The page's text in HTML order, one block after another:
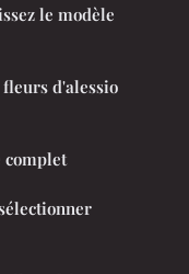
le modèle
d'alessio
complet